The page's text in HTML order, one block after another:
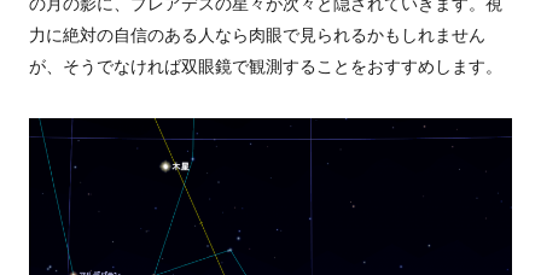
力に絶対の自信のある人なら肉眼で見られるかもしれません
が、そうでなければ双眼鏡で観測することをおすすめします。